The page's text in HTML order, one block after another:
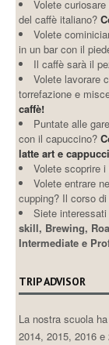
Volete
del caffè italiano?
Volete
in un bar con il
Il caffè sarà il
Volete lavorare
torrefazione e
caffè!
Puntate alle
con il capuccino?
latte art e
Volete scoprire
Volete entrare
cupping? Il corso
Siete
skill, Brewing,
Intermediate e
TRIP ADVISOR
La nostra scuola
2014, 2015, 2016